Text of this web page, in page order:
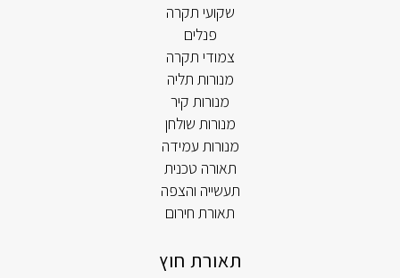
שקועי תקרה
פנלים
צמודי תקרה
מנורות תליה
מנורות קיר
מנורות שולחן
מנורות עמידה
תאורה טכנית
תעשייה והצפה
תאורת חירום
תאורת חוץ